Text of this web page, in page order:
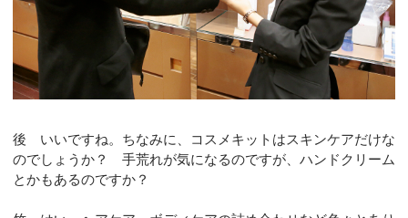
後 いいですね。ちなみに、コスメキットはスキンケアだけな
のでしょうか？ 手荒れが気になるのですが、ハンドクリーム
とかもあるのですか？